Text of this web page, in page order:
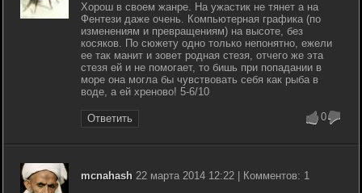
Хорош в своем жанре. На ужастик не тянет а на
Фентези даже очень. Компьютерная графика (по
изменениям и превращениям) на высоте, без
косяков. По сюжету одно только непонятно, ежели
ее так манит и зовет родная стезя, отчего же эта
стезя ей и не помогает, то бишь при попадании в
море она могла бы чувствовать себя как рыба в
воде, а ей хреново! 5-6/10
Ответить 0
mcnahash 22 марта 2014 12:22 | Комментов: 1